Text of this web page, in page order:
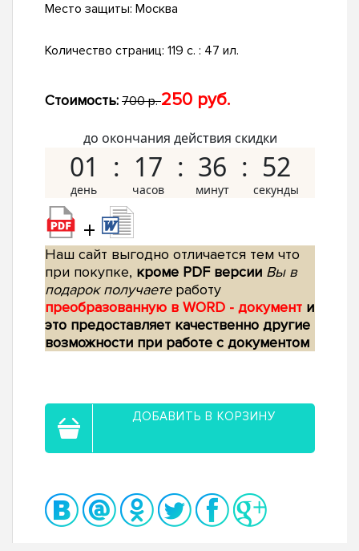
Место защиты: Москва
Количество страниц: 119 с. : 47 ил.
Стоимость: 700 р.250 руб.
до окончания действия скидки
01 17 36 51
+
Наш сайт выгодно отличается тем что
при покупке, кроме PDF версии Вы в
подарок получаетеработу
преобразованную в WORD - документ и
это предоставляет качественно другие
возможности при работе с документом
ДОБАВИТЬ В КОРЗИНУ